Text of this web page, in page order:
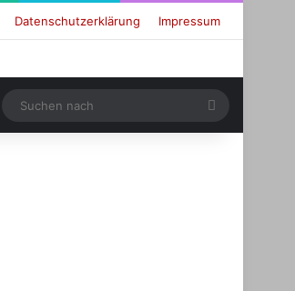
Datenschutzerklärung Impressum
Login
Suchen
nach